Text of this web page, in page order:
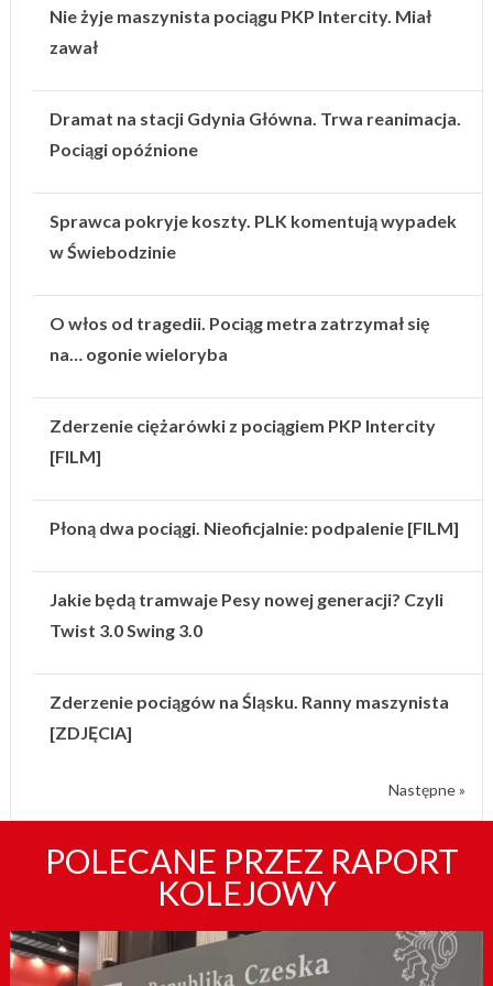
Nie żyje maszynista pociągu PKP Intercity. Miał
zawał
Dramat na stacji Gdynia Główna. Trwa reanimacja.
Pociągi opóźnione
Sprawca pokryje koszty. PLK komentują wypadek
w Świebodzinie
O włos od tragedii. Pociąg metra zatrzymał się
na… ogonie wieloryba
Zderzenie ciężarówki z pociągiem PKP Intercity
[FILM]
Płoną dwa pociągi. Nieoficjalnie: podpalenie [FILM]
Jakie będą tramwaje Pesy nowej generacji? Czyli
Twist 3.0 Swing 3.0
Zderzenie pociągów na Śląsku. Ranny maszynista
[ZDJĘCIA]
Następne »
POLECANE PRZEZ RAPORT
KOLEJOWY